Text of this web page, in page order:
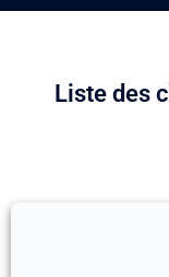
Liste des